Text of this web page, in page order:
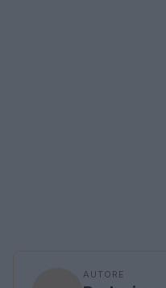
AUTORE